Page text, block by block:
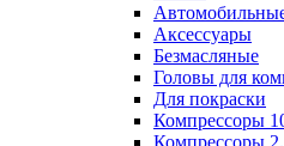
Аксессуары
Безмасляные
Головы для
Для покраски
Компрессоры
Компрессоры